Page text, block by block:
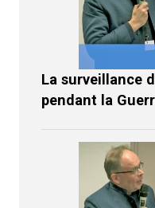
La surveillance
pendant la